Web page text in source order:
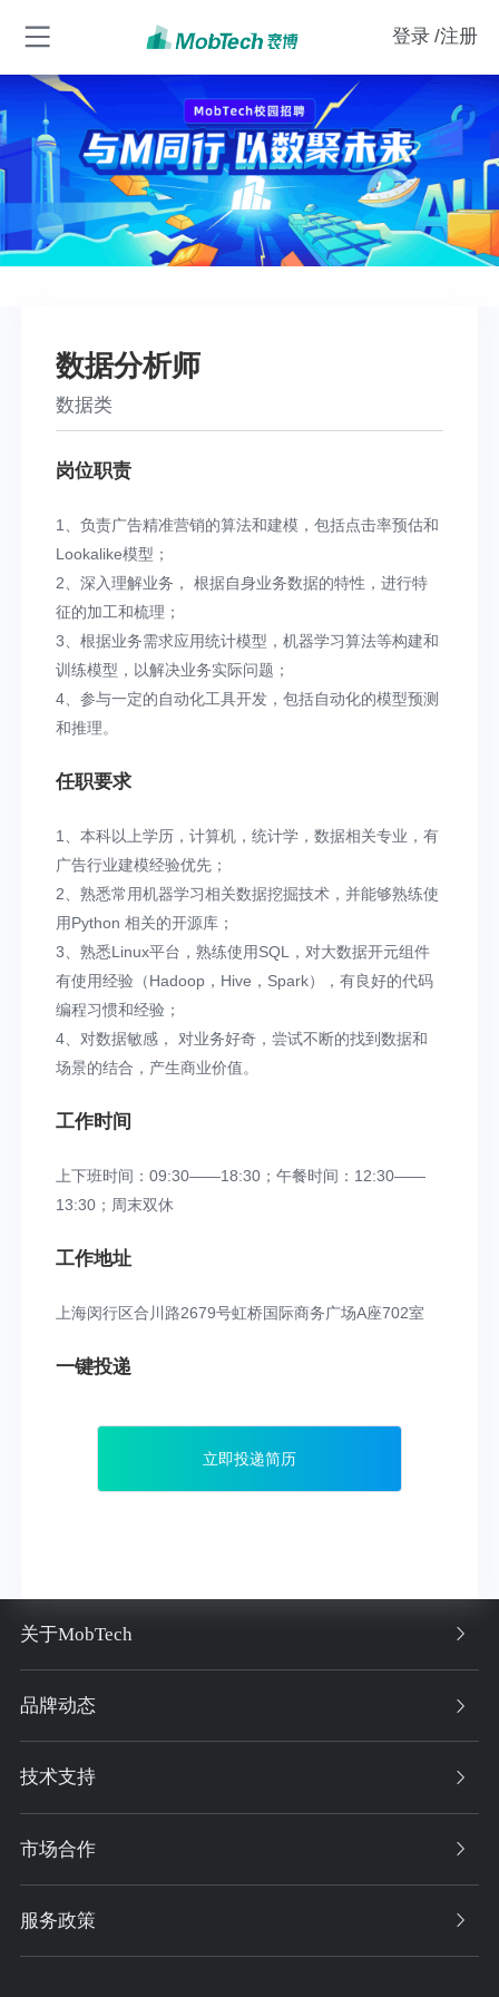
登录 /注册
数据分析师
数据类
岗位职责
1、负责广告精准营销的算法和建模，包括点击率预估和
Lookalike模型；
2、深入理解业务， 根据自身业务数据的特性，进行特
征的加工和梳理；
3、根据业务需求应用统计模型，机器学习算法等构建和
训练模型，以解决业务实际问题；
4、参与一定的自动化工具开发，包括自动化的模型预测
和推理。
任职要求
1、本科以上学历，计算机，统计学，数据相关专业，有
广告行业建模经验优先；
2、熟悉常用机器学习相关数据挖掘技术，并能够熟练使
用Python 相关的开源库；
3、熟悉Linux平台，熟练使用SQL，对大数据开元组件
有使用经验（Hadoop，Hive，Spark），有良好的代码
编程习惯和经验；
4、对数据敏感， 对业务好奇，尝试不断的找到数据和
场景的结合，产生商业价值。
工作时间
上下班时间：09:30——18:30；午餐时间：12:30——
13:30；周末双休
工作地址
上海闵行区合川路2679号虹桥国际商务广场A座702室
一键投递
立即投递简历
关于MobTech
品牌动态
技术支持
市场合作
服务政策